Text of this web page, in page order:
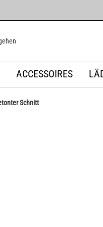
ACCESSOIRES
Schnitt